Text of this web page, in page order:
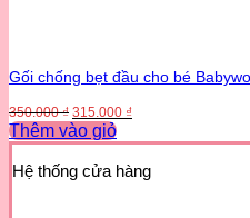
Gối chống bẹt đầu cho bé
350.000₫ Giá
gốc
là:
315.000 ₫Giá
hiện
tại
315.000 ₫.
Thêm vào giỏ
Sản
phẩm
Hệ thống cửa hàng